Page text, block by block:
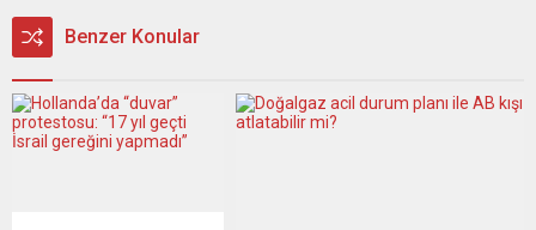
Benzer Konular